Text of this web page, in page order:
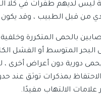
ليس لديهم طفرات في كلا
من قبل الطبيب ، وقد
بالحمى المتكررة
البحر المتوسط ​​أو الفشل
دورية دون أعراض أخرى ،
بمذكرات توثق عند
علامات الالتهاب مفيدًا.